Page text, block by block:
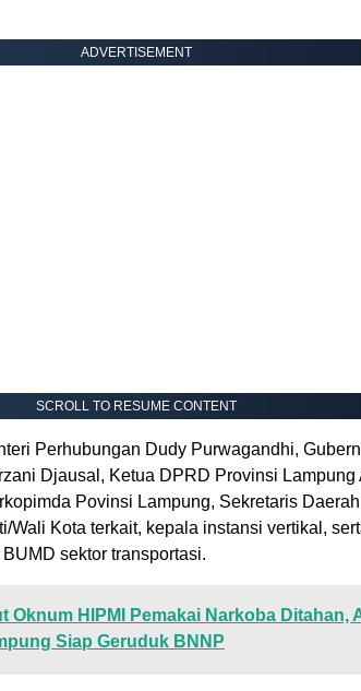
ADVERTISEMENT
SCROLL TO RESUME CONTENT
Perhubungan Dudy Purwagandhi,
Djausal, Ketua DPRD Provinsi Lampung
Povinsi Lampung, Sekretaris
Wali Kota terkait, kepala instansi vertikal,
sektor transportasi.
Oknum HIPMI Pemakai Narkoba Ditahan,
Siap Geruduk BNNP